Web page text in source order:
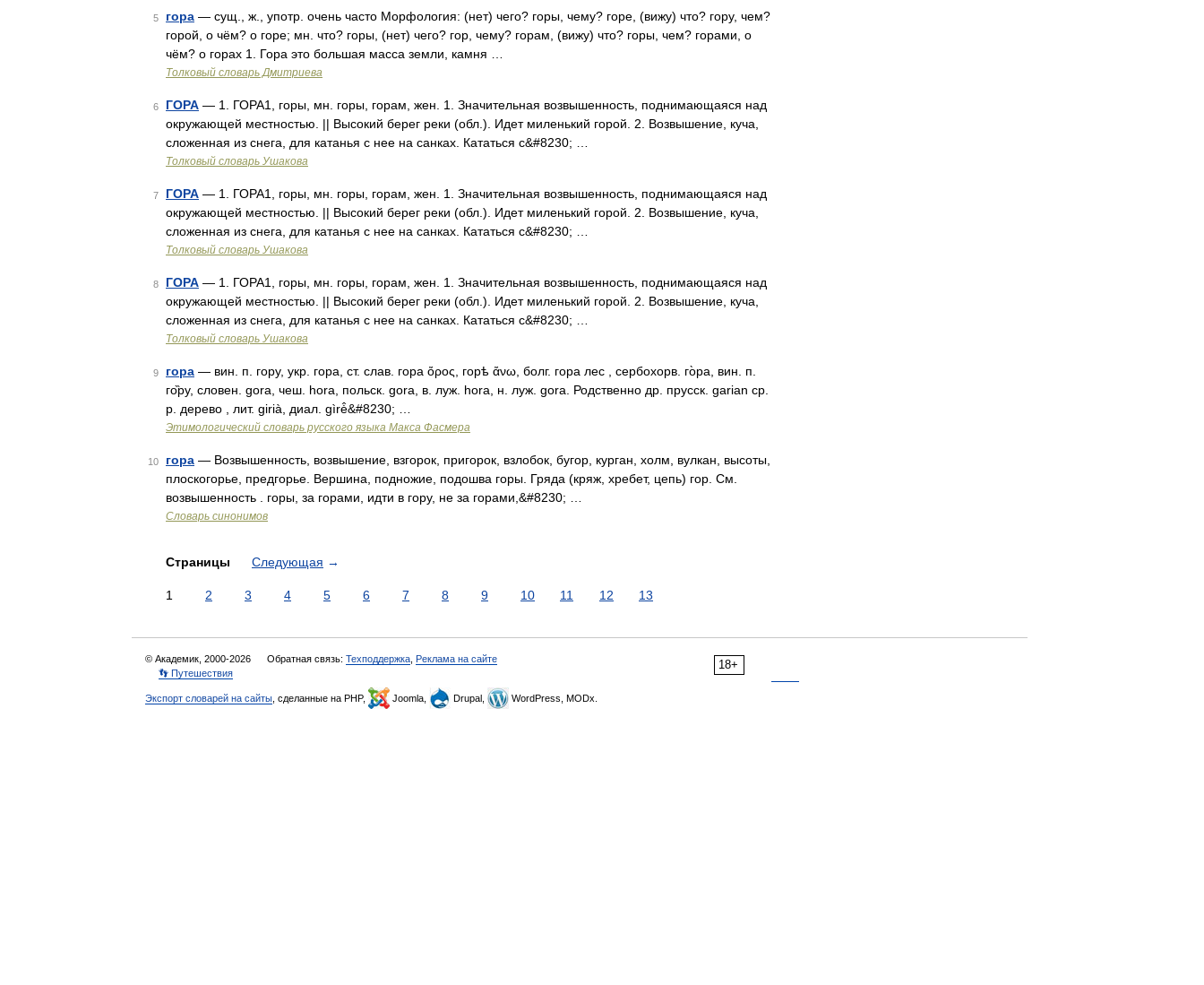
5 гора — сущ., ж., употр. очень часто Морфология: (нет) чего? горы, чему? горе, (вижу) что? гору, чем?
горой, о чём? о горе; мн. что? горы, (нет) чего? гор, чему? горам, (вижу) что? горы, чем? горами, о
чём? о горах 1. Гора это большая масса земли, камня …
Толковый словарь Дмитриева
6 ГОРА — 1. ГОРА1, горы, мн. горы, горам, жен. 1. Значительная возвышенность, поднимающаяся над
окружающей местностью. || Высокий берег реки (обл.). Идет миленький горой. 2. Возвышение, куча,
сложенная из снега, для катанья с нее на санках. Кататься с&#8230; …
Толковый словарь Ушакова
7 ГОРА — 1. ГОРА1, горы, мн. горы, горам, жен. 1. Значительная возвышенность, поднимающаяся над
окружающей местностью. || Высокий берег реки (обл.). Идет миленький горой. 2. Возвышение, куча,
сложенная из снега, для катанья с нее на санках. Кататься с&#8230; …
Толковый словарь Ушакова
8 ГОРА — 1. ГОРА1, горы, мн. горы, горам, жен. 1. Значительная возвышенность, поднимающаяся над
окружающей местностью. || Высокий берег реки (обл.). Идет миленький горой. 2. Возвышение, куча,
сложенная из снега, для катанья с нее на санках. Кататься с&#8230; …
Толковый словарь Ушакова
9 гора — вин. п. гору, укр. гора, ст. слав. гора ὄρος, горѣ ἄνω, болг. гора лес , сербохорв. го̀ра, вин. п.
го̏ру, словен. gora, чеш. hora, польск. gora, в. луж. hora, н. луж. gora. Родственно др. прусск. garian ср.
р. дерево , лит. girià, диал. gìrė̂&#8230; …
Этимологический словарь русского языка Макса Фасмера
10 гора — Возвышенность, возвышение, взгорок, пригорок, взлобок, бугор, курган, холм, вулкан, высоты,
плоскогорье, предгорье. Вершина, подножие, подошва горы. Гряда (кряж, хребет, цепь) гор. См.
возвышенность . горы, за горами, идти в гору, не за горами,&#8230; …
Словарь синонимов
Страницы Следующая →
1 2 3 4 5 6 7 8 9 10 11 12 13
18+
© Академик, 2000-2026 Обратная связь: Техподдержка Реклама на сайте
👣 Путешествия
Экспорт словарей на сайты , сделанные на PHP, Joomla, Drupal, WordPress, MODx.